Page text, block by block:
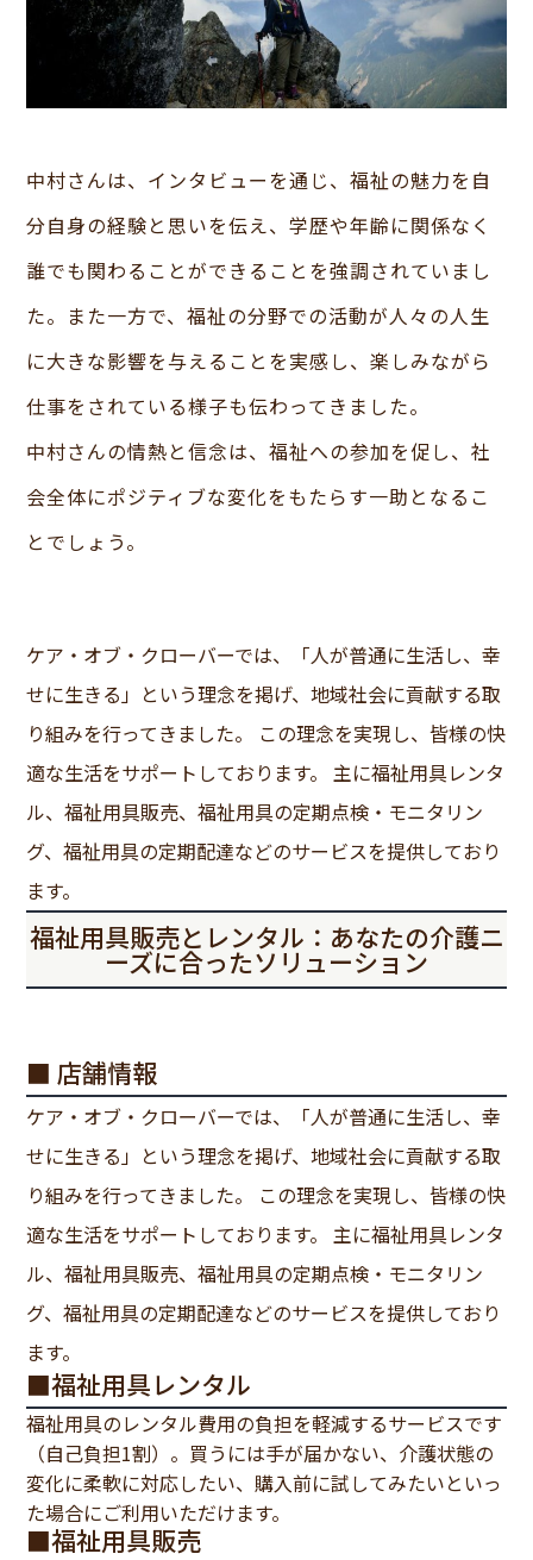
中村さんは、インタビューを通じ、福祉の魅力を自
分自身の経験と思いを伝え、学歴や年齢に関係なく
誰でも関わることができることを強調されていまし
た。また一方で、福祉の分野での活動が人々の人生
に大きな影響を与えることを実感し、楽しみながら
仕事をされている様子も伝わってきました。
中村さんの情熱と信念は、福祉への参加を促し、社
会全体にポジティブな変化をもたらす一助となるこ
とでしょう。
ケア・オブ・クローバーでは、「人が普通に生活し、幸
せに生きる」という理念を掲げ、地域社会に貢献する取
り組みを行ってきました。 この理念を実現し、皆様の快
適な生活をサポートしております。 主に福祉用具レンタ
ル、福祉用具販売、福祉用具の定期点検・モニタリン
グ、福祉用具の定期配達などのサービスを提供しており
ます。
福祉用具販売とレンタル：あなたの介護ニ
ーズに合ったソリューション
■ 店舗情報
ケア・オブ・クローバーでは、「人が普通に生活し、幸
せに生きる」という理念を掲げ、地域社会に貢献する取
り組みを行ってきました。 この理念を実現し、皆様の快
適な生活をサポートしております。 主に福祉用具レンタ
ル、福祉用具販売、福祉用具の定期点検・モニタリン
グ、福祉用具の定期配達などのサービスを提供しており
ます。
■福祉用具レンタル
福祉用具のレンタル費用の負担を軽減するサービスです
（自己負担1割）。買うには手が届かない、介護状態の
変化に柔軟に対応したい、購入前に試してみたいといっ
た場合にご利用いただけます。
■福祉用具販売